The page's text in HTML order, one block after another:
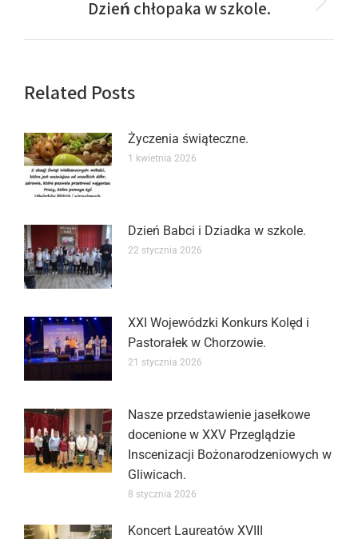
Dzień chłopaka w szkole.
Related Posts
Życzenia świąteczne.
1 kwietnia 2026
Dzień Babci i Dziadka w szkole.
22 stycznia 2026
XXI Wojewódzki Konkurs Kolęd i
Pastorałek w Chorzowie.
21 stycznia 2026
Nasze przedstawienie jasełkowe
docenione w XXV Przeglądzie
Inscenizacji Bożonarodzeniowych w
Gliwicach.
8 stycznia 2026
Koncert Laureatów XVIII